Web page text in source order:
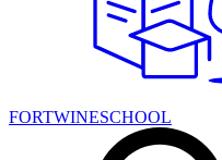
FORTWINESCHOOL